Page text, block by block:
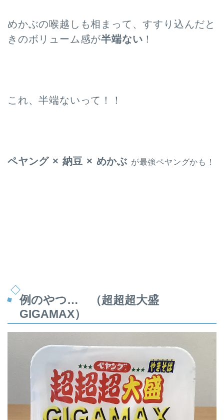
めかぶの喉越しも相まって、すすり込んだと
きのボリューム感が半端ない ！
これ、半端ないって！！
ペヤング × 納豆 × めかぶ が最強ペヤングかも！
例のやつ… （超超超大盛
GIGAMAX）